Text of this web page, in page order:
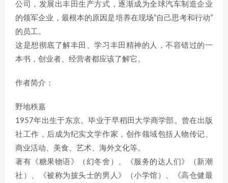
公司，发展出丰田生产方式，逐渐成为全球汽车制造企业
的领军企业，最根本的原因是培养在现场“自己思考和行动”
的员工。
这是想彻底了解丰田、学习丰田精神的人，不容错过的一
本书，创业者、经营者都应该了解它。
作者简介：
野地秩嘉
1957年出生于东京。毕业于早稻田大学商学部。曾在出版
社工作，后成为纪实文学作家，创作领域包括人物传记、
商业活动、美食、艺术、海外文化等。
著有《糖果物语》（幻冬舍）、《服务的达人们》（新潮
社）、《被称为披头士的男人》（小学馆）、《高仓健最